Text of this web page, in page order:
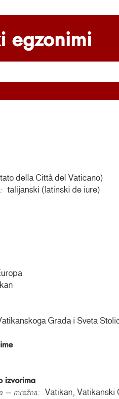
egzonimi
della Città del Vaticano)
talijanski (latinski de iure)
Grada i Sveta
izvorima
– mrežna:
Vatikan, Vatikanski